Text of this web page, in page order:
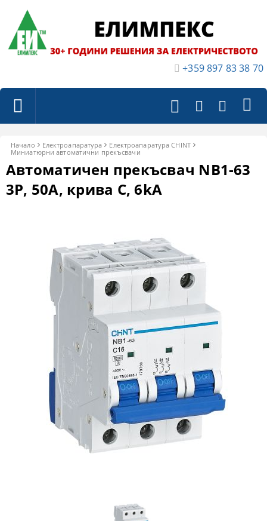
+359 897 83 38 70
Начало Електроапаратура
Eлектроапаратура CHINT
Миниатюрни автоматични прекъсвачи
Автоматичен прекъсвач NB1-63
3P, 50A, крива C, 6kA